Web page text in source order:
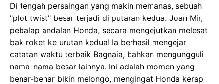
Di tengah persaingan yang makin memanas, sebuah
"plot twist" besar terjadi di putaran kedua. Joan Mir,
pebalap andalan Honda, secara mengejutkan melesat
bak roket ke urutan kedua! Ia berhasil mengejar
catatan waktu terbaik Bagnaia, bahkan mengungguli
nama-nama besar lainnya. Ini adalah momen yang
benar-benar bikin melongo, mengingat Honda kerap